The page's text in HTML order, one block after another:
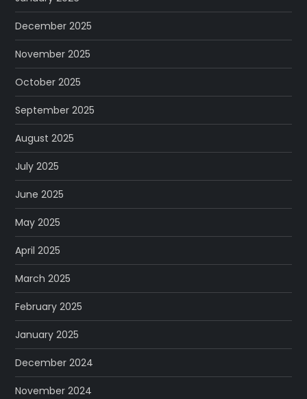
December 2025
November 2025
October 2025
September 2025
August 2025
July 2025
June 2025
May 2025
April 2025
March 2025
February 2025
January 2025
December 2024
November 2024